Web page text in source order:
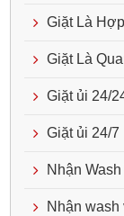
Giặt Là
Giặt Là
Giặt ủi 24/
Giặt ủi 24/7
Nhận
Nhận wash